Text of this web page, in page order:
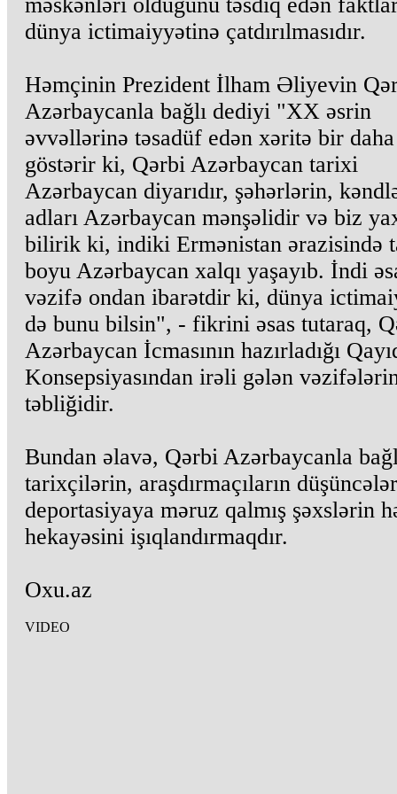
dünya ictimaiyyətinə çatdırılmasıdır.
Həmçinin Prezident İlham Əliyevin
Azərbaycanla bağlı dediyi "XX əsrin
əvvəllərinə təsadüf edən xəritə bir
göstərir ki, Qərbi Azərbaycan tarixi
Azərbaycan diyarıdır, şəhərlərin,
adları Azərbaycan mənşəlidir və biz
bilirik ki, indiki Ermənistan ərazisində
boyu Azərbaycan xalqı yaşayıb. İndi
vəzifə ondan ibarətdir ki, dünya
də bunu bilsin", - fikrini əsas tutaraq,
Azərbaycan İcmasının hazırladığı
Konsepsiyasından irəli gələn
təbliğidir.
Bundan əlavə, Qərbi Azərbaycanla
tarixçilərin, araşdırmaçıların
deportasiyaya məruz qalmış şəxslərin
hekayəsini işıqlandırmaqdır.
Oxu.az
VIDEO